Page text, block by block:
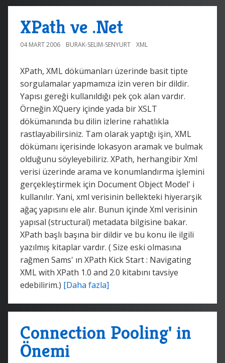
XPath ve .Net
04 MART 2006 BURAK-SELIM-SENYURT XML
XPath, XML dökümanları üzerinde basit tipte
sorgulamalar yapmamıza izin veren bir dildir.
Yapısı gereği kullanıldığı pek çok alan vardır.
Örneğin XQuery içinde yada bir XSLT
dökümanında bu dilin izlerine rahatlıkla
rastlayabilirsiniz. Tam olarak yaptığı işin, XML
dökümanı içerisinde lokasyon aramak ve bulmak
olduğunu söyleyebiliriz. XPath, herhangibir Xml
verisi üzerinde arama ve konumlandırma işlemini
gerçekleştirmek için Document Object Model' i
kullanılır. Yani, xml verisinin bellekteki hiyerarşik
ağaç yapısını ele alır. Bunun içinde Xml verisinin
yapısal (structural) metadata bilgisine bakar.
XPath başlı başına bir dildir ve bu konu ile ilgili
yazılmış kitaplar vardır. ( Size eski olmasına
rağmen Sams' ın XPath Kick Start : Navigating
XML with XPath 1.0 and 2.0 kitabını tavsiye
edebilirim.) [Daha fazla]
Connection Pooling' in
Önemi